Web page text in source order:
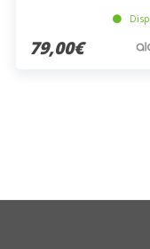
79,00€